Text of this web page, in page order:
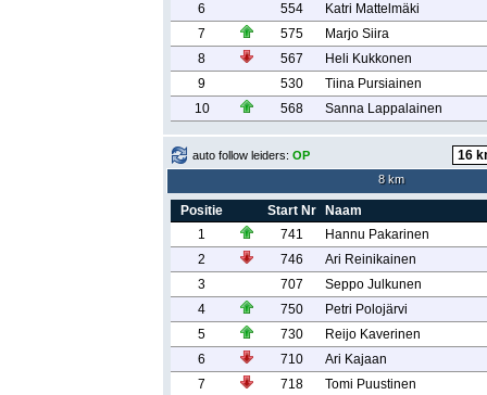
6
554
Katri Mattelmäki
7
575
Marjo Siira
8
567
Heli Kukkonen
9
530
Tiina Pursiainen
10
568 Sanna Lappalainen
auto follow leiders: OP
8 km
Positie Start Nr
Naam
1
741
Hannu Pakarinen
2
746
Ari Reinikainen
3
707
Seppo Julkunen
4
750
Petri Polojärvi
5
730
Reijo Kaverinen
6
710
Ari Kajaan
7
718
Tomi Puustinen